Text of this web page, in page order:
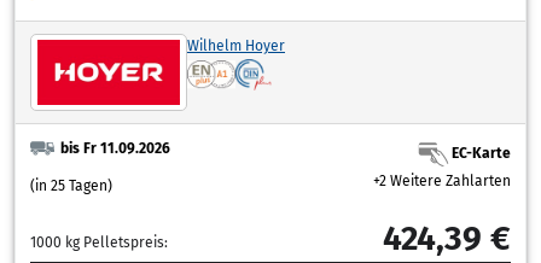
Wilhelm Hoyer
bis Fr 11.09.2026
(in 25 Tagen)
EC-Karte
+2 Weitere Zahlarten
1000 kg Pelletspreis: 424,39 €